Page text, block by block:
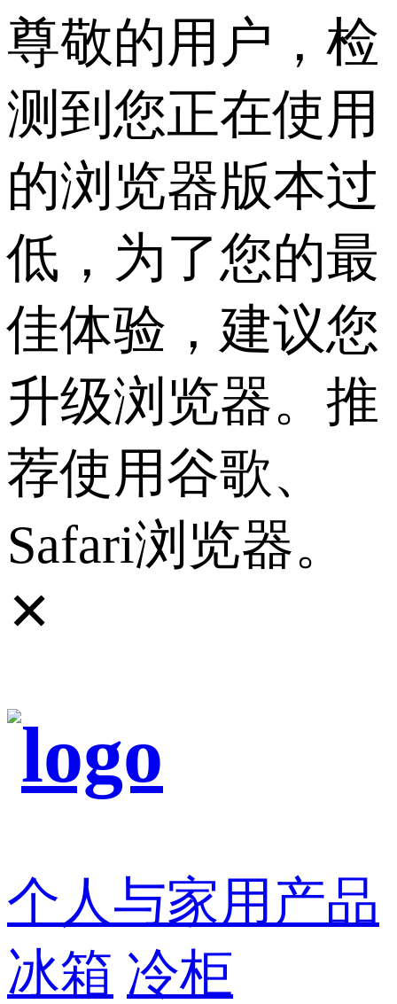
尊敬的用户，检
测到您正在使用
的浏览器版本过
低，为了您的最
佳体验，建议您
升级浏览器。推
荐使用谷歌、
Safari浏览器。
✕
个人与家用产品
冰箱 冷柜